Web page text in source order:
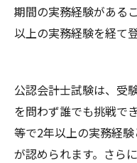
期間の実務経験がある
以上の実務経験を経て
公認会計士試験は、受
を問わず誰でも挑戦で
等で2年以上の実務経
が認められます。さら